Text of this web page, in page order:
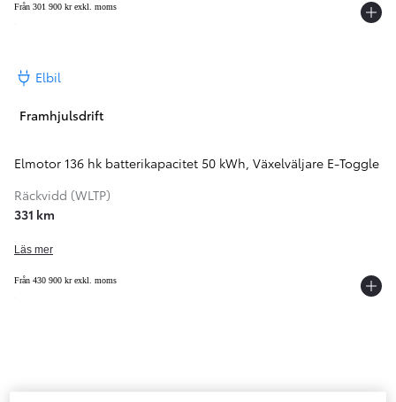
Från 301 900 kr exkl. moms
Elbil
Framhjulsdrift
Elmotor 136 hk batterikapacitet 50 kWh, Växelväljare E-Toggle
Räckvidd (WLTP)
331 km
Läs mer
Från 430 900 kr exkl. moms